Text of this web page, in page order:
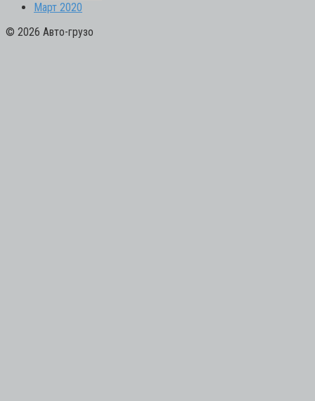
Март 2020
© 2026 Авто-грузо